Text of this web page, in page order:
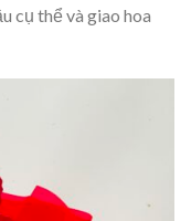
cụ thể và giao hoa